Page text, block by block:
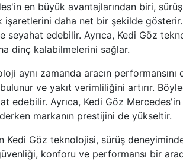
en büyük avantajlarından biri, sürüş
daha net bir şekilde
seyahat edebilir. Ayrıca, Kedi Göz
dinç kalabilmelerini sağlar.
aynı zamanda aracın performansını
bulunur ve yakıt verimliliğini artırır.
edebilir. Ayrıca, Kedi Göz
markanın prestijini de yükseltir.
Kedi Göz teknolojisi, sürüş
konforu ve performansı bir